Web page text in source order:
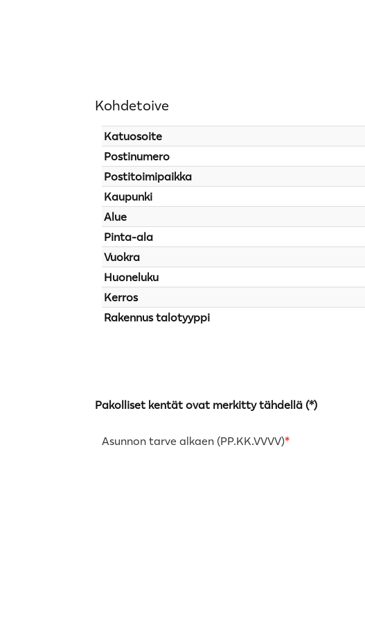
Kohdetoive
Katuosoite
Postinumero
Postitoimipaikka
Kaupunki
Alue
Pinta-ala
Vuokra
Huoneluku
Kerros
Rakennus talotyyppi
Pakolliset kentät ovat merkitty tähdellä (*)
Asunnon tarve alkaen (PP.KK.VVVV)